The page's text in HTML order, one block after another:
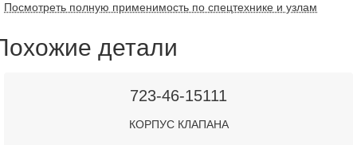
Посмотреть полную применимость по спецтехнике и узлам
детали
723-46-15111
КОРПУС КЛАПАНА